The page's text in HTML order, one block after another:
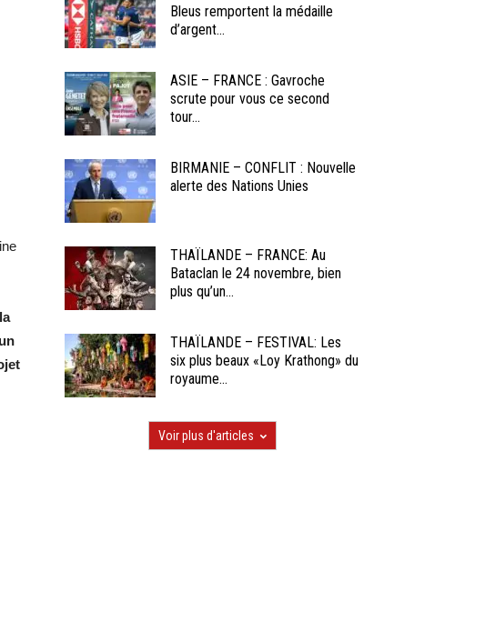
Bleus remportent la médaille
d’argent...
ASIE – FRANCE : Gavroche
scrute pour vous ce second
tour...
BIRMANIE – CONFLIT : Nouvelle
alerte des Nations Unies
THAÏLANDE – FRANCE: Au
Bataclan le 24 novembre, bien
plus qu’un...
THAÏLANDE – FESTIVAL: Les
six plus beaux «Loy Krathong» du
royaume...
Voir plus d'articles